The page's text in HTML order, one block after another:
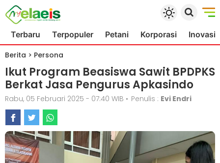
Terbaru Terpopuler Petani Korporasi Inovasi
Berita > Persona
Ikut Program Beasiswa Sawit BPDPKS
Berkat Jasa Pengurus Apkasindo
Rabu, 05 Februari 2025 - 07:40 WIB • Penulis : Evi Endri